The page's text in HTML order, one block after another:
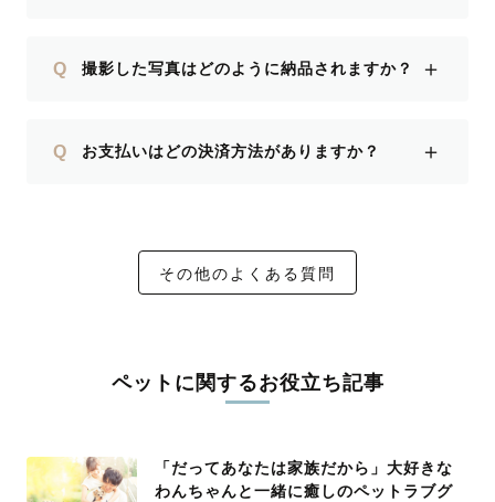
Q 撮影した写真はどのように納品されますか？ ＋
Q お支払いはどの決済方法がありますか？ ＋
その他のよくある質問
ペットに関するお役立ち記事
「だってあなたは家族だから」大好きな
わんちゃんと一緒に癒しのペットラブグ